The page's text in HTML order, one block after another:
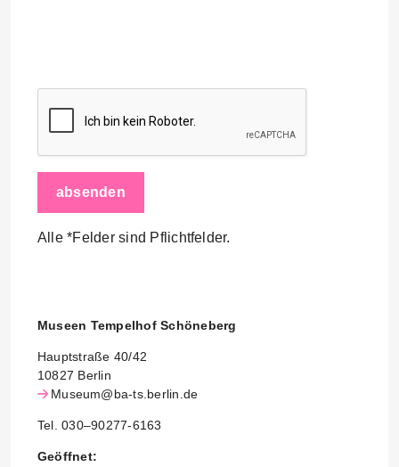
Alle *Felder sind Pflichtfelder.
Museen Tempelhof Schöneberg
Hauptstraße 40/42
10827 Berlin
Museum@ba-ts.berlin.de
Tel. 030–90277-6163
Geöffnet: